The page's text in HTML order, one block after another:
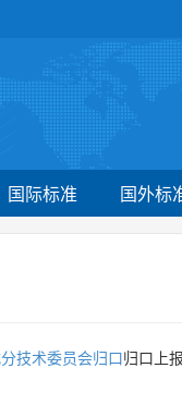
国际标准 国外标
技术委员会归口归口上